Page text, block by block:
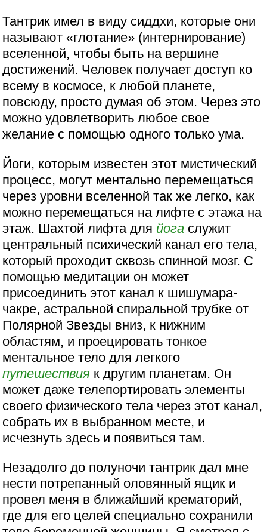
Тантрик имел в виду сиддхи, которые они
называют «глотание» (интернирование)
вселенной, чтобы быть на вершине
достижений. Человек получает доступ ко
всему в космосе, к любой планете,
повсюду, просто думая об этом. Через это
можно удовлетворить любое свое
желание с помощью одного только ума.
Йоги, которым известен этот мистический
процесс, могут ментально перемещаться
через уровни вселенной так же легко, как
можно перемещаться на лифте с этажа на
этаж. Шахтой лифта для йога служит
центральный психический канал его тела,
который проходит сквозь спинной мозг. С
помощью медитации он может
присоединить этот канал к шишумара-
чакре, астральной спиральной трубке от
Полярной Звезды вниз, к нижним
областям, и проецировать тонкое
ментальное тело для легкого
путешествия к другим планетам. Он
может даже телепортировать элементы
своего физического тела через этот канал,
собрать их в выбранном месте, и
исчезнуть здесь и появиться там.
Незадолго до полуночи тантрик дал мне
нести потрепанный оловянный ящик и
провел меня в ближайший крематорий,
где для его целей специально сохранили